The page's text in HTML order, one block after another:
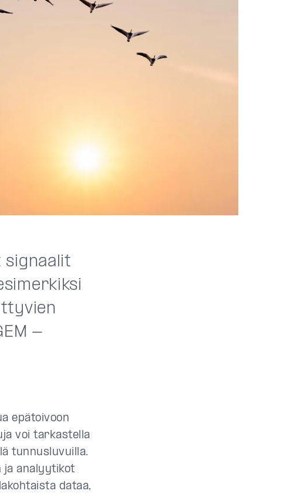
signaalit
-
epätoivoon
voi tarkastella
tunnusluvuilla.
ja analyytikot
dataa,